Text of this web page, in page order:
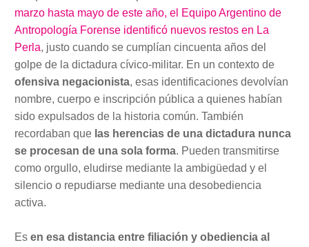
marzo hasta mayo de este año, el Equipo Argentino de
Antropología Forense identificó nuevos restos en La
Perla, justo cuando se cumplían cincuenta años del
golpe de la dictadura cívico-militar. En un contexto de
ofensiva negacionista, esas identificaciones devolvían
nombre, cuerpo e inscripción pública a quienes habían
sido expulsados de la historia común. También
recordaban que las herencias de una dictadura nunca
se procesan de una sola forma. Pueden transmitirse
como orgullo, eludirse mediante la ambigüedad y el
silencio o repudiarse mediante una desobediencia
activa.
Es en esa distancia entre filiación y obediencia al